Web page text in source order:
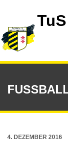
4. DEZEMBER 2016